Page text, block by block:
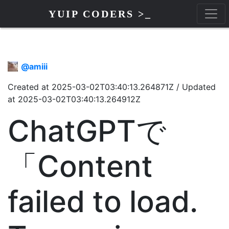
YUIP CODERS >_
@amiii
Created at 2025-03-02T03:40:13.264871Z / Updated
at 2025-03-02T03:40:13.264912Z
ChatGPTで
「Content
failed to load.